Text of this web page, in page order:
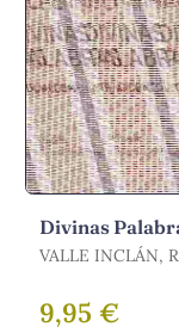
Divinas
VALLE INCLÁN,
9,95 €